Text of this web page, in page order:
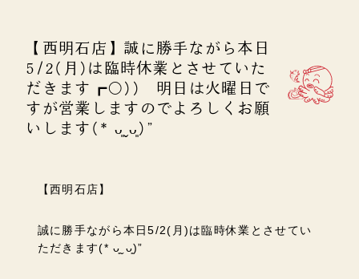
【西明石店】誠に勝手ながら本日
5/2(月)は臨時休業とさせていた
だきます┏○)) 明日は火曜日で
すが営業しますのでよろしくお願
いします(* ᴗ͈ˬᴗ͈)”
【西明石店】
誠に勝手ながら本日5/2(月)は臨時休業とさせてい
ただきます(* ᴗ͈ˬᴗ͈)”